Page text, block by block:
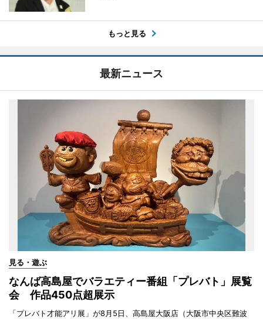
もっと見る
最新ニュース
見る・遊ぶ
なんば高島屋でバラエティー番組「プレバト」展覧
会 作品450点超展示
「プレバト才能アリ展」が8月5日、高島屋大阪店（大阪市中央区難波